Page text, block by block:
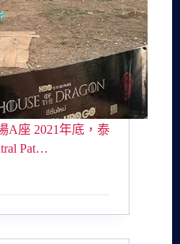
A座 2021年底，泰
Pat…